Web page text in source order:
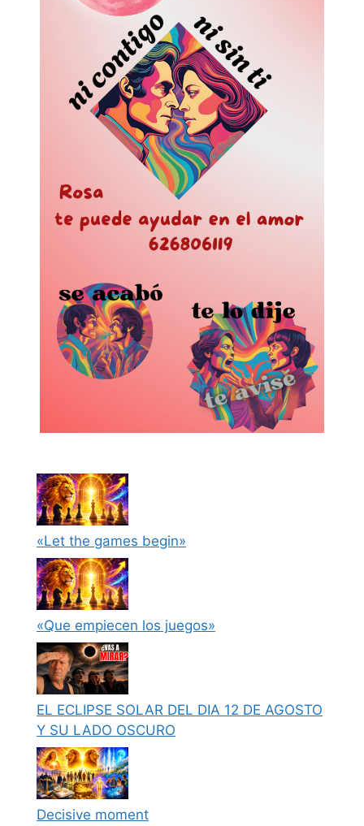
«Let the games begin»
«Que empiecen los juegos»
EL ECLIPSE SOLAR DEL DIA 12 DE AGOSTO
Y SU LADO OSCURO
Decisive moment